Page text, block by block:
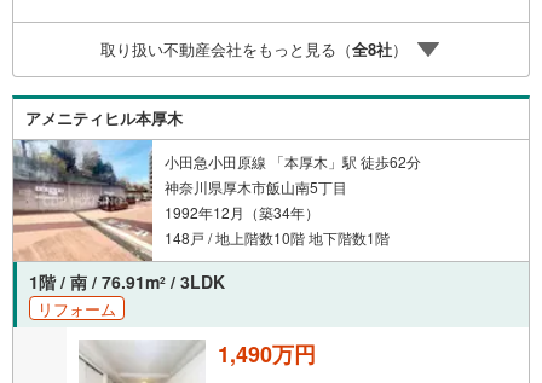
すめの物件です。TVインターホン付きなので、女性の方も
安心です。システムキッチン付きの物件で作業効率がとて
も良くなります。数ある物件の中から弊社の物件をご覧い
ただき、ありがとうございます。心を込めてお手伝いさせ
て下さい
取り扱い不動産会社をもっと見る（全8社）
アメニティヒル本厚木
小田急小田原線 「本厚木」駅 徒歩62分
神奈川県厚木市飯山南5丁目
1992年12月（築34年）
148戸 / 地上階数10階 地下階数1階
1階 / 南 / 76.91m2 / 3LDK
リフォーム
1,490万円